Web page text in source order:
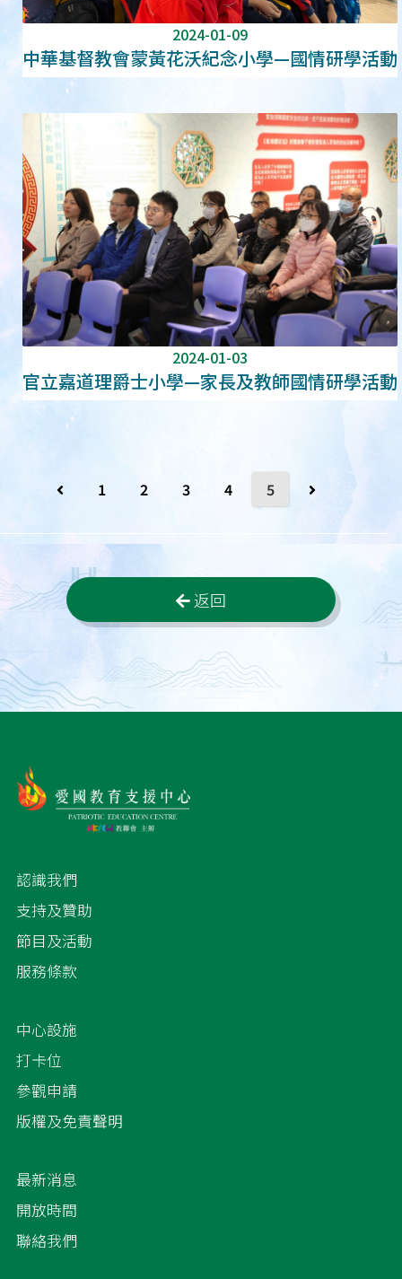
2024-01-09
中華基督教會蒙黃花沃紀念小學—國情研學活動
2024-01-03
官立嘉道理爵士小學—家長及教師國情研學活動
1 2 3 4 5
返回
認識我們
支持及贊助
節目及活動
服務條款
中心設施
打卡位
參觀申請
版權及免責聲明
最新消息
開放時間
聯絡我們